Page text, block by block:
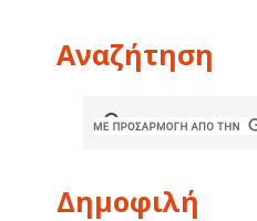
Αναζήτηση
Δημοφιλή